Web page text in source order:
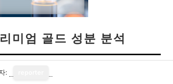
미엄 골드 성분 분석
: